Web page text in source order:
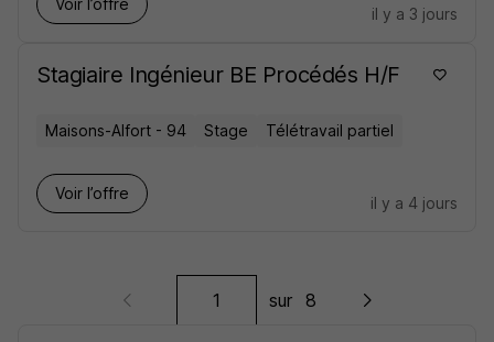
Voir l’offre
il y a 3 jours
Stagiaire Ingénieur BE Procédés H/F
Maisons-Alfort - 94 Stage Télétravail partiel
Voir l’offre
il y a 4 jours
sur 8